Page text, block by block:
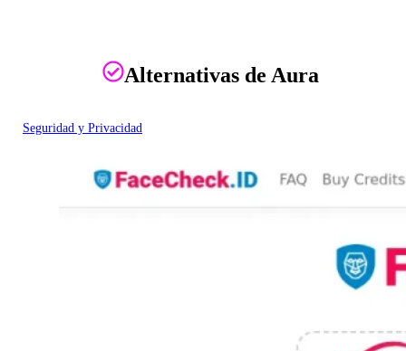
Alternativas de Aura
Seguridad y Privacidad